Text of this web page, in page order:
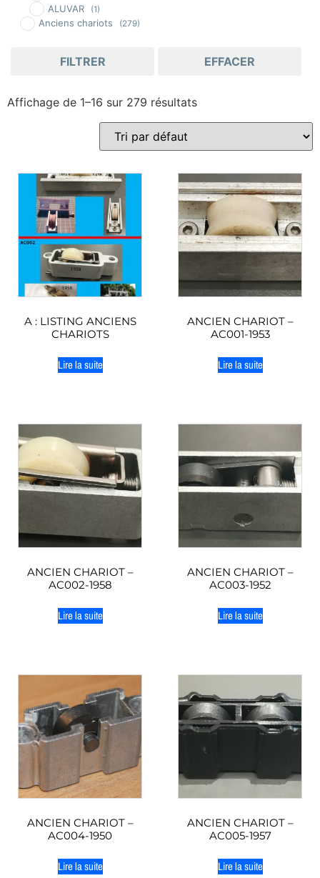
ALUVAR (1)
Anciens chariots (279)
FILTRER EFFACER
Affichage de 1–16 sur 279 résultats
A : LISTING ANCIENS
CHARIOTS
Lire la suite
ANCIEN CHARIOT –
AC001-1953
Lire la suite
ANCIEN CHARIOT –
AC002-1958
Lire la suite
ANCIEN CHARIOT –
AC003-1952
Lire la suite
ANCIEN CHARIOT –
AC004-1950
Lire la suite
ANCIEN CHARIOT –
AC005-1957
Lire la suite